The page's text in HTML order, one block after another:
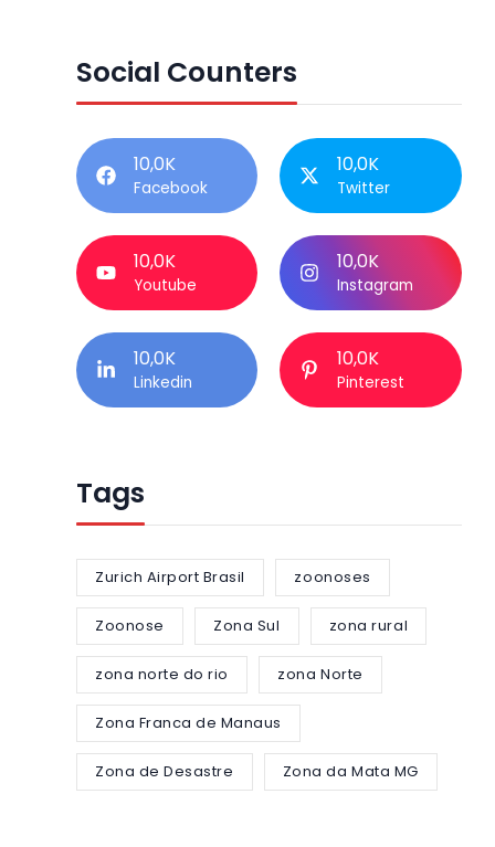
Social Counters
10,0K
Facebook
10,0K
Twitter
10,0K
Youtube
10,0K
Instagram
10,0K
Linkedin
10,0K
Pinterest
Tags
Zurich Airport Brasil zoonoses
Zoonose Zona Sul zona rural
zona norte do rio zona Norte
Zona Franca de Manaus
Zona de Desastre Zona da Mata MG